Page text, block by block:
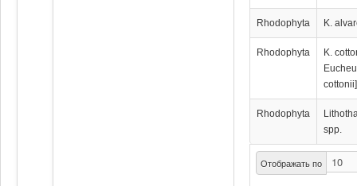
Отображать по
Rhodophyta K.
Rhodophyta
K.
cottonii]
Rhodophyta
spp.